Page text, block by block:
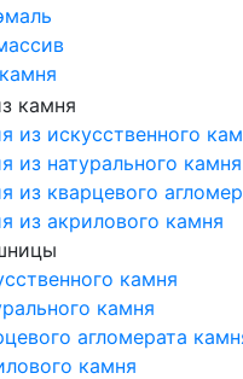
из искусственного
из натурального камня
из кварцевого
из акрилового камня
камня
камня
агломерата
камня